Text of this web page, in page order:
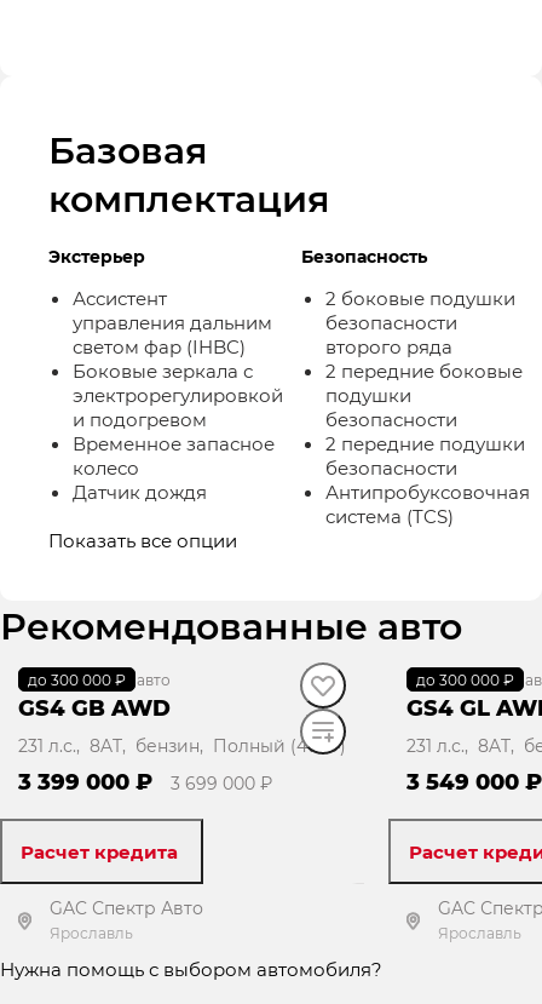
Базовая
комплектация
Экстерьер
Ассистент
управления дальним
светом фар (IHBC)
Боковые зеркала с
электрорегулировкой
и подогревом
Временное запасное
колесо
Датчик дождя
Безопасность
2 боковые подушки
безопасности
второго ряда
2 передние боковые
подушки
безопасности
2 передние подушки
безопасности
Антипробуксовочная
система (TCS)
Показать все опции
Рекомендованные авто
до 300 000 ₽
В наличии· авто
GS4 GB AWD
231 л.с., 8AT, бензин, Полный (4WD)
3 399 000 ₽ 3 699 000 ₽
Расчет кредита
GAC Спектр Авто
Ярославль
Получить предложение
до 300 000 ₽
В наличии·
GS4 GL
231 л.с., 8AT,
3 549 000 ₽
Расчет
GAC
Ярославль
Нужна помощь с выбором автомобиля?